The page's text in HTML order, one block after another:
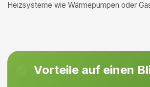
Heizsysteme wie Wärmepumpen oder
Vorteile auf einen